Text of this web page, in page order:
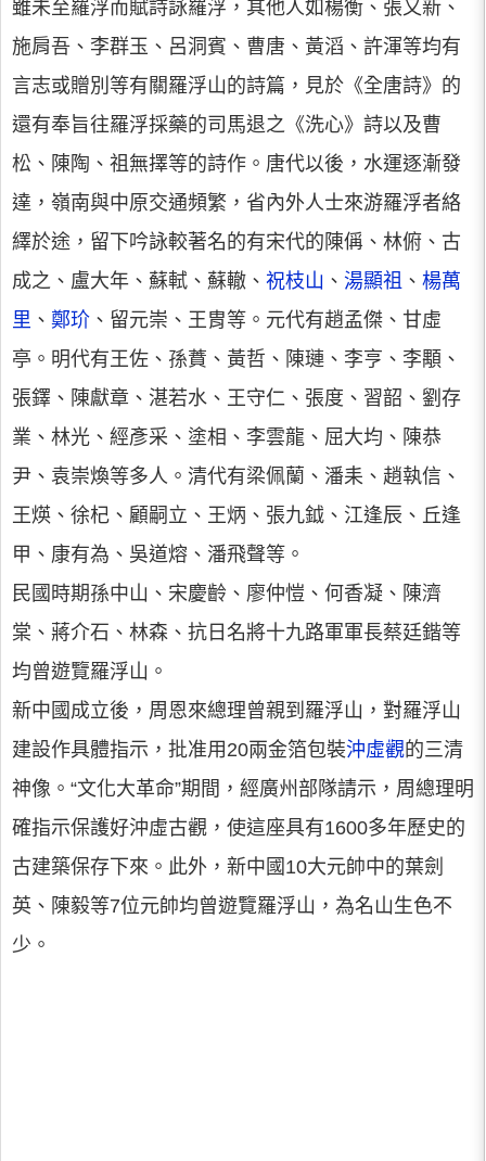
雖未至羅浮而賦詩詠羅浮，其他人如楊衡、張又新、
施肩吾、李群玉、呂洞賓、曹唐、黃滔、許渾等均有
言志或贈別等有關羅浮山的詩篇，見於《全唐詩》的
還有奉旨往羅浮採藥的司馬退之《洗心》詩以及曹
松、陳陶、祖無擇等的詩作。唐代以後，水運逐漸發
達，嶺南與中原交通頻繁，省內外人士來游羅浮者絡
繹於途，留下吟詠較著名的有宋代的陳偁、林俯、古
成之、盧大年、蘇軾、蘇轍、 祝枝山 、 湯顯祖 、 楊萬
里 、 鄭玠 、留元崇、王胄等。元代有趙孟傑、甘虛
亭。明代有王佐、孫蕡、黃哲、陳璉、李亨、李顒、
張鐸、陳獻章、湛若水、王守仁、張度、習韶、劉存
業、林光、經彥采、塗相、李雲龍、屈大均、陳恭
尹、袁崇煥等多人。清代有梁佩蘭、潘耒、趙執信、
王煐、徐杞、顧嗣立、王炳、張九鉞、江逢辰、丘逢
甲、康有為、吳道熔、潘飛聲等。
民國時期孫中山、宋慶齡、廖仲愷、何香凝、陳濟
棠、蔣介石、林森、抗日名將十九路軍軍長蔡廷鍇等
均曾遊覽羅浮山。
新中國成立後，周恩來總理曾親到羅浮山，對羅浮山
建設作具體指示，批准用20兩金箔包裝沖虛觀的三清
神像。“文化大革命”期間，經廣州部隊請示，周總理明
確指示保護好沖虛古觀，使這座具有1600多年歷史的
古建築保存下來。此外，新中國10大元帥中的葉劍
英、陳毅等7位元帥均曾遊覽羅浮山，為名山生色不
少。